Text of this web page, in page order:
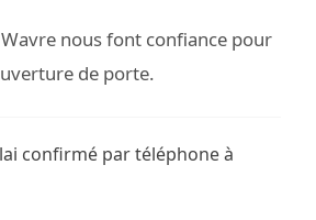
nous font confiance pour
de porte.
confirmé par téléphone à